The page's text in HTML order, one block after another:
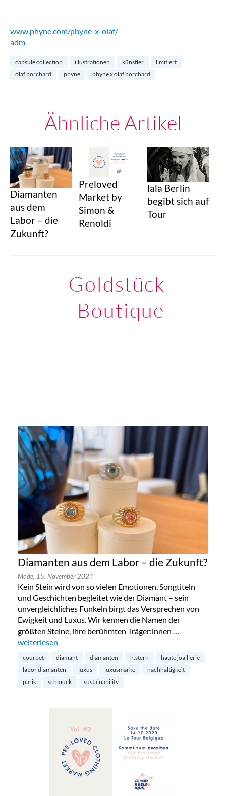
www.phyne.com/phyne-x-olaf/
adm
capsule collection illustrationen künstler
limitiert
olaf borchard
phyne phyne x olaf borchard
Ähnliche Artikel
Diamanten
aus dem
Labor – die
Zukunft?
Preloved
Market by
Simon &
Renoldi
lala Berlin
begibt sich auf
Tour
Goldstück-
Boutique
Diamanten aus dem Labor – die Zukunft?
Mode, 15. November 2024
Kein Stein wird von so vielen Emotionen, Songtiteln
und Geschichten begleitet wie der Diamant – sein
unvergleichliches Funkeln birgt das Versprechen von
Ewigkeit und Luxus. Wir kennen die Namen der
größten Steine, ihre berühmten Träger:innen …
„Diamanten aus dem Labor – die Zukunft?“
weiterlesen
courbet diamant diamanten h.stern
haute joaillerie
labor diamanten
luxus luxusmarke
nachhaltigkeit
paris
schmuck sustainability